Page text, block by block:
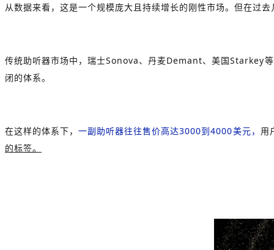
从数据来看，这是一个规模庞大且持续增长的刚性市场。但在过
传统助听器市场中，瑞士Sonova、丹麦Demant、美国Starkey等
闭的体系。
在这样的体系下，一副助听器往往售价高达3000到4000美元， 用
的标签。